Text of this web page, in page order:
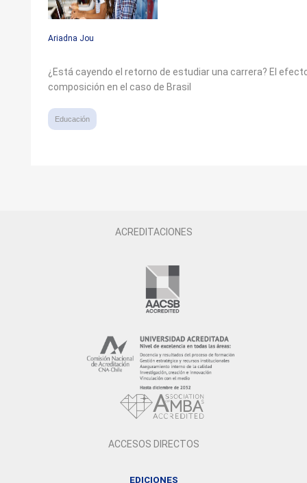
Ariadna Jou
¿Está cayendo el retorno de estudiar una carrera? El
composición en el caso de Brasil
Educación
ACREDITACIONES
ACCESOS DIRECTOS
EDICIONES